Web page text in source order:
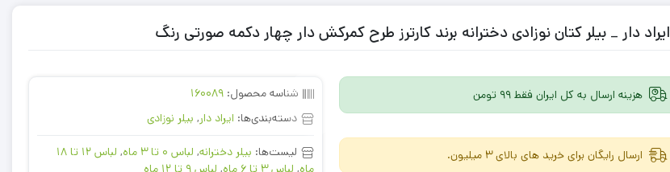
ایراد دار _ بیلر کتان نوزادی دخترانه برند کارترز طرح کمرکش دار چهار دکمه صورتی رنگ
هزینه ارسال به کل ایران فقط 99 تومن
ارسال رایگان برای خرید های بالای 3 میلیون.
شناسه محصول: 160089
دسته‌بندی‌ها: ایراد دار, بیلر نوزادی
لیست‌ها: بیلر دخترانه, لباس 0 تا 3 ماه ,
لباس 12 تا 18